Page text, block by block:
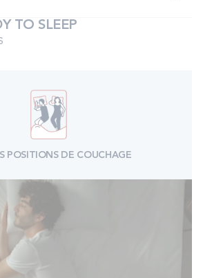
TO SLEEP
POSITIONS DE COUCHAGE